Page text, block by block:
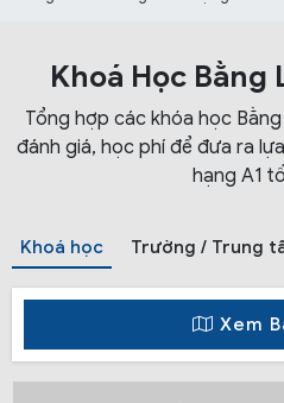
Khoá Học Bằng
Tổng hợp các khóa học
đánh giá, học phí để đưa ra
hạng A1
Khoá học Trường / Trung
Xem